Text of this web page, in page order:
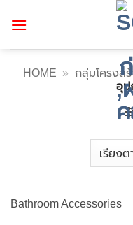
HOME » กลุ่มโครงส
อุป
Bathroom Accessories